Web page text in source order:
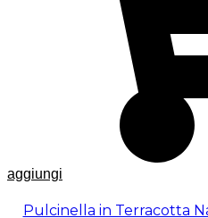
aggiungi
Pulcinella in Terracotta